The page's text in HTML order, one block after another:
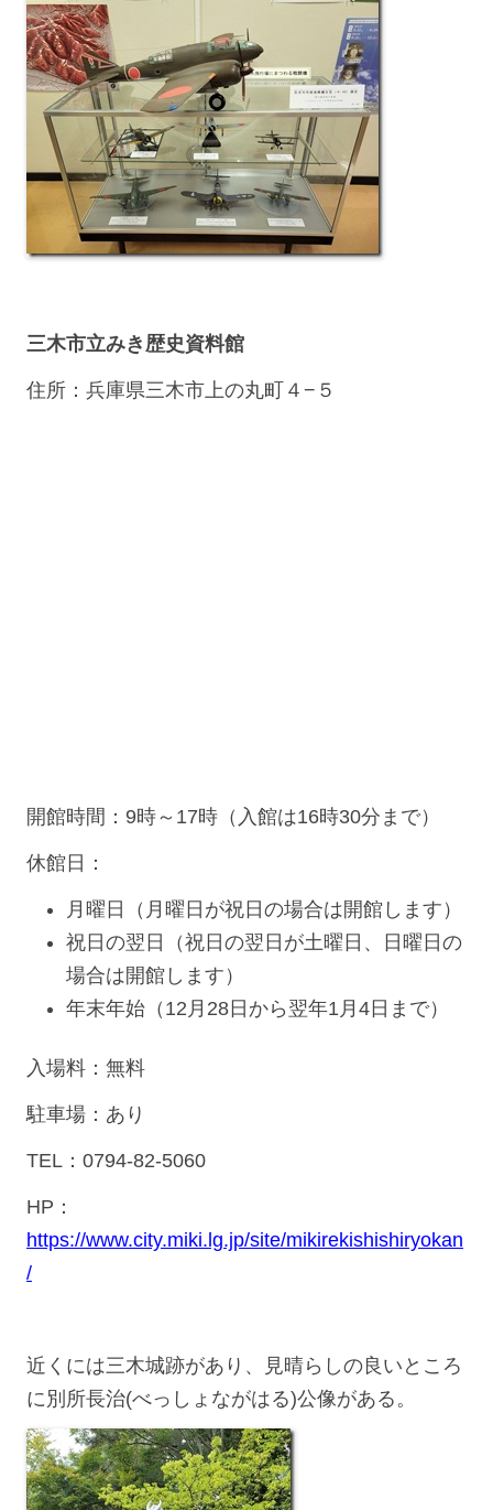
三木市立みき歴史資料館
住所：兵庫県三木市上の丸町４−５
開館時間：9時～17時（入館は16時30分まで）
休館日：
月曜日（月曜日が祝日の場合は開館します）
祝日の翌日（祝日の翌日が土曜日、日曜日の
場合は開館します）
年末年始（12月28日から翌年1月4日まで）
入場料：無料
駐車場：あり
TEL：0794-82-5060
HP：
https://www.city.miki.lg.jp/site/mikirekishishiryokan
/
近くには三木城跡があり、見晴らしの良いところ
に別所長治(べっしょながはる)公像がある。